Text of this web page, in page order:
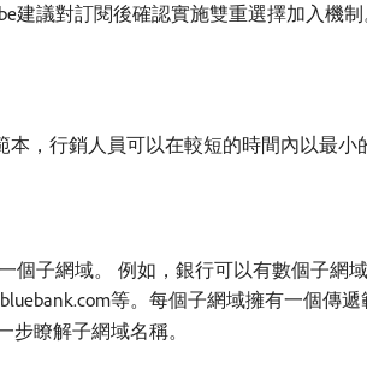
議對訂閱後確認實施雙重選擇加入機
，行銷人員可以在較短的時間內以最小
個子網域。 例如，銀行可以有數個子網
等。每個子網域擁有一個
步瞭解子網域名稱。